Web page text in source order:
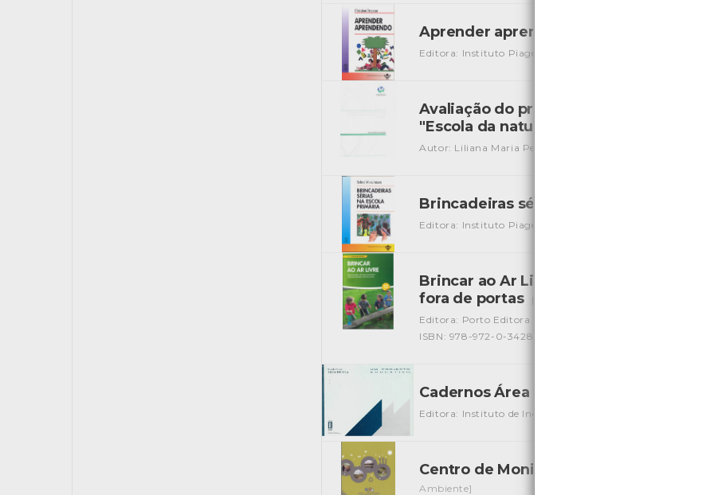
Aprender aprendendo
Editora: Instituto Piaget
Avaliação do projeto de educação
"Escola da natureza"
Autor: Liliana Maria Pereira Vasconcelos
Brincadeiras sérias na Escola Primária
Editora: Instituto Piaget
Brincar ao Ar Livre - Oportunidades
fora de portas
Editora: Porto Editora
ISBN: 978-972-0-34282-9
Cadernos Área - Escola - Um projecto
Editora: Instituto de Inovação Educacional
Centro de Monitorização e
Ambiente]